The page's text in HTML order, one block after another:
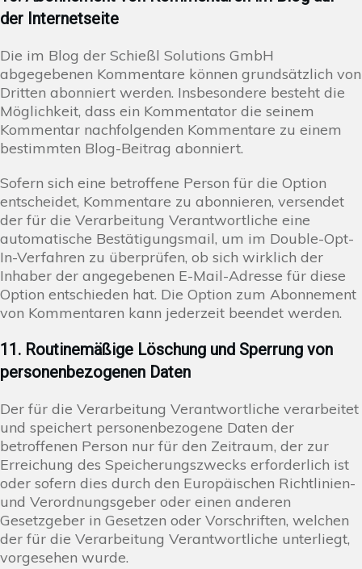
der Internetseite
Die im Blog der Schießl Solutions GmbH
abgegebenen Kommentare können grundsätzlich von
Dritten abonniert werden. Insbesondere besteht die
Möglichkeit, dass ein Kommentator die seinem
Kommentar nachfolgenden Kommentare zu einem
bestimmten Blog-Beitrag abonniert.
Sofern sich eine betroffene Person für die Option
entscheidet, Kommentare zu abonnieren, versendet
der für die Verarbeitung Verantwortliche eine
automatische Bestätigungsmail, um im Double-Opt-
In-Verfahren zu überprüfen, ob sich wirklich der
Inhaber der angegebenen E-Mail-Adresse für diese
Option entschieden hat. Die Option zum Abonnement
von Kommentaren kann jederzeit beendet werden.
11. Routinemäßige Löschung und Sperrung von
personenbezogenen Daten
Der für die Verarbeitung Verantwortliche verarbeitet
und speichert personenbezogene Daten der
betroffenen Person nur für den Zeitraum, der zur
Erreichung des Speicherungszwecks erforderlich ist
oder sofern dies durch den Europäischen Richtlinien-
und Verordnungsgeber oder einen anderen
Gesetzgeber in Gesetzen oder Vorschriften, welchen
der für die Verarbeitung Verantwortliche unterliegt,
vorgesehen wurde.